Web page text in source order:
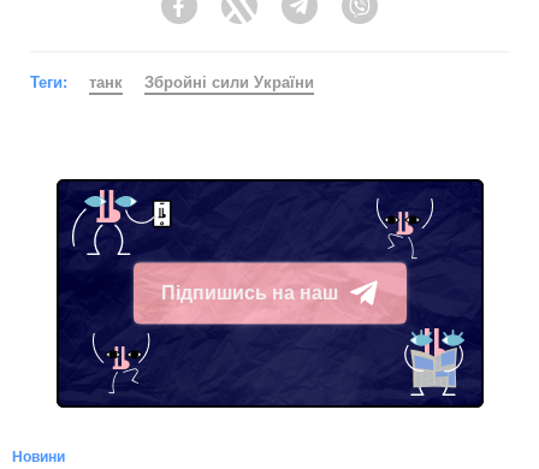
FacebookTwitter Telegram
Теги: танк Збройні сили України
Підпишись на наш
Telegram
Новини